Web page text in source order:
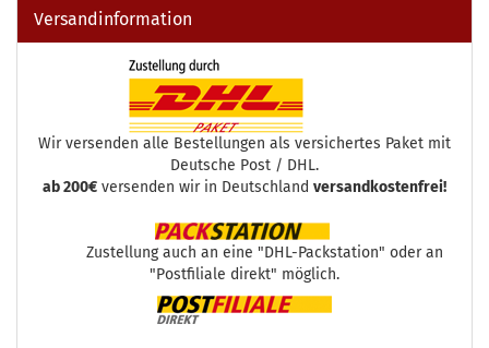
Versandinformation
Wir versenden alle Bestellungen als versichertes Paket mit
Deutsche Post / DHL.
ab 200€ versenden wir in Deutschland versandkostenfrei!
Zustellung auch an eine "DHL-Packstation" oder an
"Postfiliale direkt" möglich.